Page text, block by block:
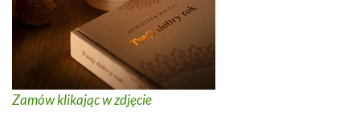
Zamów klikając w zdjęcie